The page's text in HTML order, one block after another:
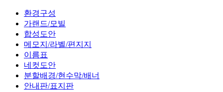
환경구성
가랜드/모빌
합성도안
메모지/라벨/편지지
이름표
네컷도안
분할배경/현수막/배너
안내판/표지판